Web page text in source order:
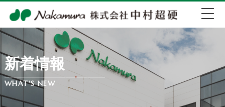
072-274-0007
新着情報
WHAT'S NEW